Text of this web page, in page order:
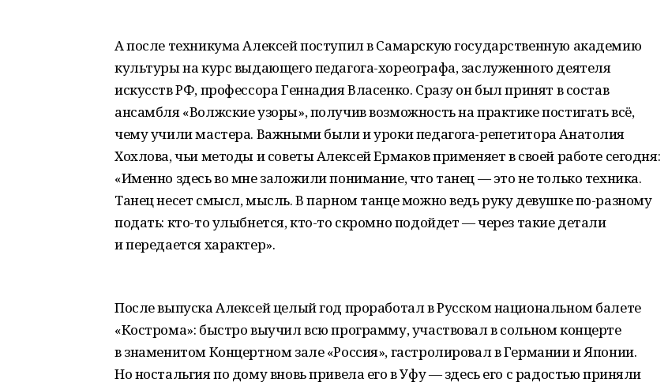
А после техникума Алексей поступил в Самарскую государственную академию
культуры на курс выдающего педагога-хореографа, заслуженного деятеля
искусств РФ, профессора Геннадия Власенко. Сразу он был принят в состав
ансамбля «Волжские узоры», получив возможность на практике постигать всё,
чему учили мастера. Важными были и уроки педагога-репетитора Анатолия
Хохлова, чьи методы и советы Алексей Ермаков применяет в своей работе сегодня:
«Именно здесь во мне заложили понимание, что танец — это не только техника.
Танец несет смысл, мысль. В парном танце можно ведь руку девушке по-разному
подать: кто-то улыбнется, кто-то скромно подойдет — через такие детали
и передается характер».
После выпуска Алексей целый год проработал в Русском национальном балете
«Кострома»: быстро выучил всю программу, участвовал в сольном концерте
в знаменитом Концертном зале «Россия», гастролировал в Германии и Японии.
Но ностальгия по дому вновь привела его в Уфу — здесь его с радостью приняли